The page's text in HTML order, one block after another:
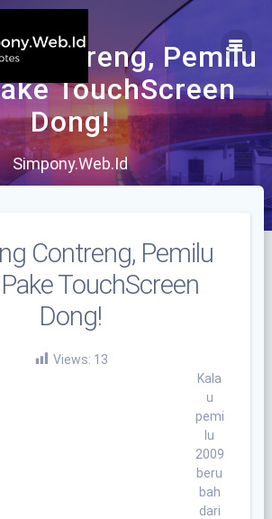
Skip
content
Contreng, Pemilu
TouchScreen
Dong!
Simpony.Web.Id
Contreng, Pemilu
TouchScreen
Dong!
Views: 13
Kala
u
pemi
lu
2009
beru
bah
dari